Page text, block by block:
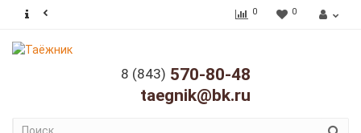
0 0
8 (843) 570-80-48
taegnik@bk.ru